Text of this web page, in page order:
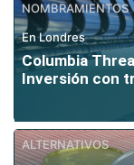
NOMBRAMIENTOS
En Londres
Columbia
Inversión con
ALTERNATIVOS